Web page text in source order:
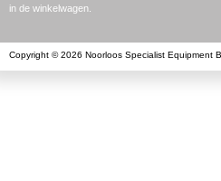
in de winkelwagen.
Copyright © 2026 Noorloos Specialist Equipment